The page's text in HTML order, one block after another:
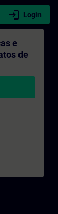
login Login
e
de